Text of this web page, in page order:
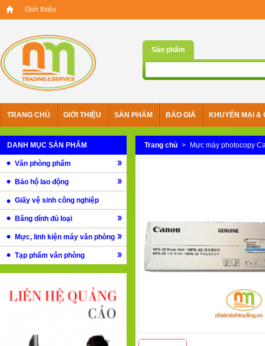
Giới thiệu
Sản phẩm
TRANG CHỦ GIỚI THIỆU SẢN PHẨM BÁO GIÁ KHUYẾN MẠI &
DANH MỤC SẢN PHẨM
Văn phòng phẩm
Bảo hộ lao động
Giấy vệ sinh công nghiệp
Băng dính đủ loại
Mực, linh kiện máy văn phòng
Tạp phẩm văn phòng
Trang chủ > Mực máy photocopy